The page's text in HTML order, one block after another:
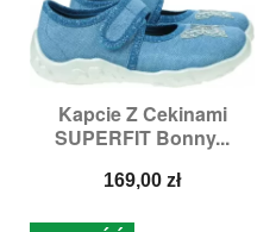
Kapcie Z Cekinami
SUPERFIT Bonny...
Cena
169,00 zł